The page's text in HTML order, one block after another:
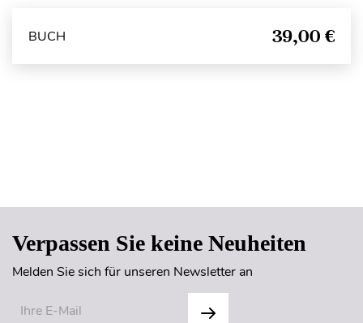
BUCH 39,00 €
Verpassen Sie keine Neuheiten
Melden Sie sich für unseren Newsletter an